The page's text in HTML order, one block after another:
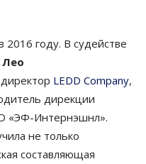
году. В судействе
Лео
LEDD Company,
дирекции
«ЭФ-Интернэшнл».
не только
составляющая